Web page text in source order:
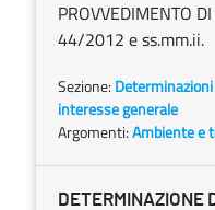
PROVVEDIMENTO
44/2012 e ss.mm.ii.
Sezione:
interesse generale
Argomenti:Ambiente e
DETERMINAZIONE